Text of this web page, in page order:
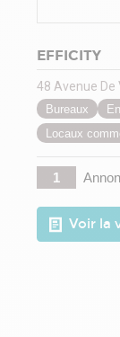
EFFICITY
48 Avenue De
Bureaux
Locaux
1
Voir la